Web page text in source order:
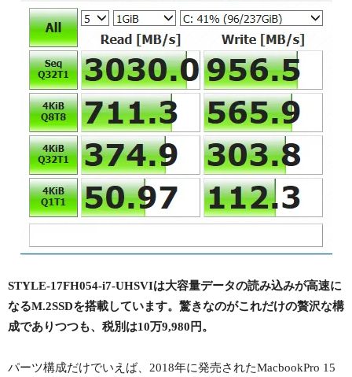
STYLE-17FH054-i7-UHSVIは大容量データの読み込みが高速に
なるM.2SSDを搭載しています。驚きなのがこれだけの贅沢な構
成でありつつも、税別は10万9,980円。
パーツ構成だけでいえば、2018年に発売されたMacbookPro 15